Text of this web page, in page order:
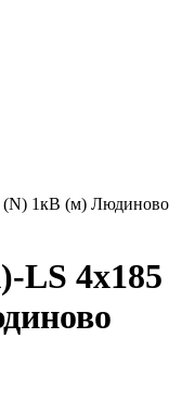
1кВ (м) Людиново
4х185